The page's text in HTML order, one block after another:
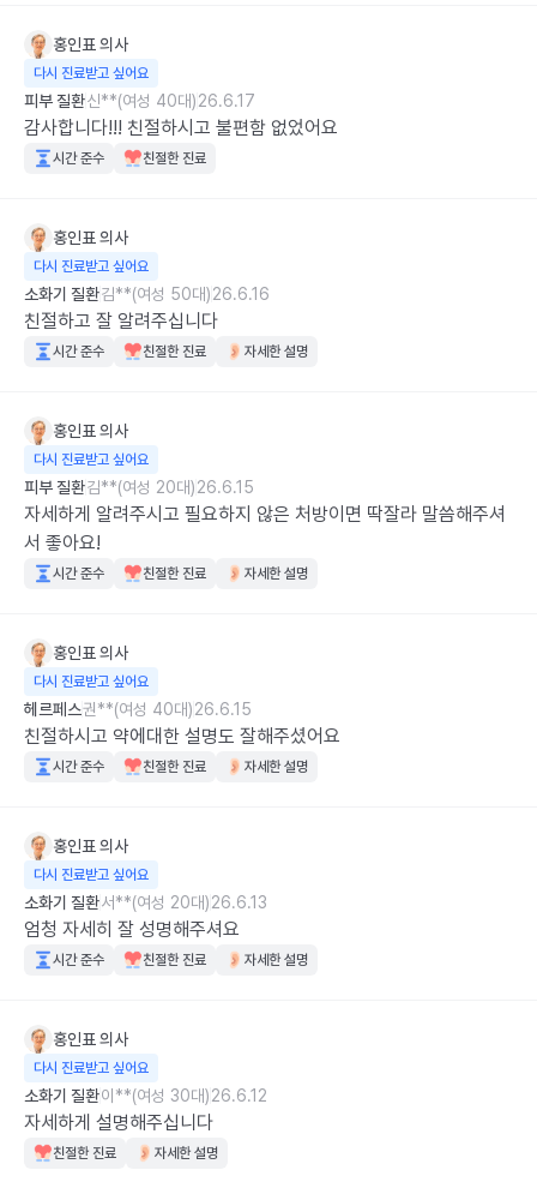
홍인표 의사
다시 진료받고 싶어요
피부 질환신**(여성 40대)26.6.17
감사합니다!!! 친절하시고 불편함 없었어요
시간 준수 친절한 진료
홍인표 의사
다시 진료받고 싶어요
소화기 질환김**(여성 50대)26.6.16
친절하고 잘 알려주십니다
시간 준수 친절한 진료 자세한 설명
홍인표 의사
다시 진료받고 싶어요
피부 질환김**(여성 20대)26.6.15
자세하게 알려주시고 필요하지 않은 처방이면 딱잘라 말씀해주셔
서 좋아요!
시간 준수 친절한 진료 자세한 설명
홍인표 의사
다시 진료받고 싶어요
헤르페스권**(여성 40대)26.6.15
친절하시고 약에대한 설명도 잘해주셨어요
시간 준수 친절한 진료 자세한 설명
홍인표 의사
다시 진료받고 싶어요
소화기 질환서**(여성 20대)26.6.13
엄청 자세히 잘 성명해주셔요
시간 준수 친절한 진료 자세한 설명
홍인표 의사
다시 진료받고 싶어요
소화기 질환이**(여성 30대)26.6.12
자세하게 설명해주십니다
친절한 진료 자세한 설명